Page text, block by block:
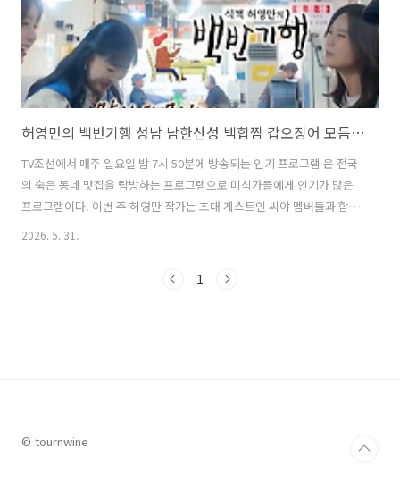
허영만의 백반기행 성남 남한산성 백합찜 갑오징어 모듬조개소고기 샤브 해산물 맛집 위치 및 방문팁 feat. 씨야
TV조선에서 매주 일요일 밤 7시 50분에 방송되는 인기 프로그램 은 전국
의 숨은 동네 맛집을 탐방하는 프로그램으로 미식가들에게 인기가 많은
프로그램이다. 이번 주 허영만 작가는 초대 게스트인 씨야 멤버들과 함께
경기도 성남시의 맛집을 탐방한다. 여러 맛집을 방문하는 가운데 특히 가
백합찜, 갑오징어 샤브샤브, 모듬조개소고기샤브 맛집이 눈 길을 끌었
2026. 5. 31.
1
© tournwine